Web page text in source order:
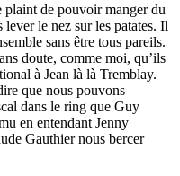
plaint de pouvoir manger du
lever le nez sur les patates. Il
sans être tous pareils.
doute, comme moi, qu’ils
à Jean là là Tremblay.
que nous pouvons
dans le ring que Guy
en entendant Jenny
Gauthier nous bercer